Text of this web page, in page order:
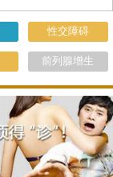
性交障碍
前列腺增生